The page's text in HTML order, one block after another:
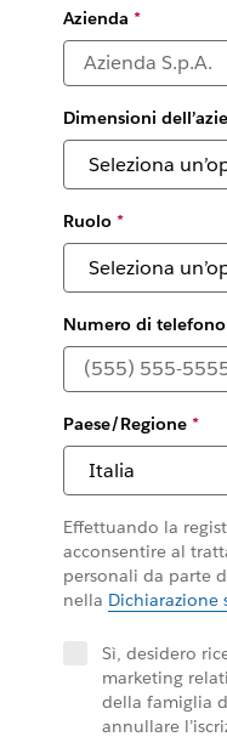
Azienda *
Dimensioni
Ruolo*
Numero di telefono
Paese/Regione*
Effettuando la
acconsentire al
personali da parte
nella Dichiarazione
Sì, desidero
marketing
della famiglia
annullare